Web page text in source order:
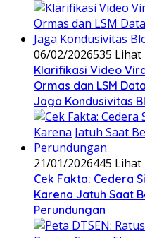
06/02/2026535 Lihat
‎Klarifikasi Video
Ormas dan LSM
Jaga Kondusivitas
21/01/2026445 Lihat
Cek Fakta: Cedera
Karena Jatuh Saat
Perundungan ‎